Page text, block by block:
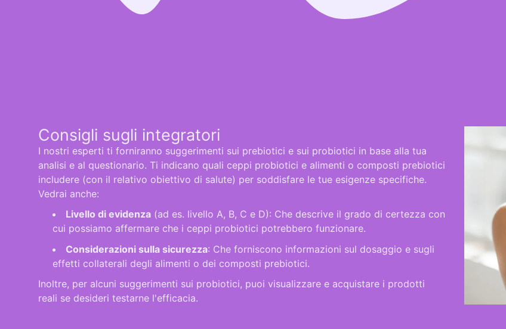
Consigli sugli integratori
I nostri esperti ti forniranno suggerimenti sui prebiotici e sui probiotici in base alla tua
analisi e al questionario. Ti indicano quali ceppi probiotici e alimenti o composti prebiotici
includere (con il relativo obiettivo di salute) per soddisfare le tue esigenze specifiche.
Vedrai anche:
Livello di evidenza (ad es. livello A, B, C e D): Che descrive il grado di certezza con
cui possiamo affermare che i ceppi probiotici potrebbero funzionare.
Considerazioni sulla sicurezza: Che forniscono informazioni sul dosaggio e sugli
effetti collaterali degli alimenti o dei composti prebiotici.
Inoltre, per alcuni suggerimenti sui probiotici, puoi visualizzare e acquistare i prodotti
reali se desideri testarne l'efficacia.